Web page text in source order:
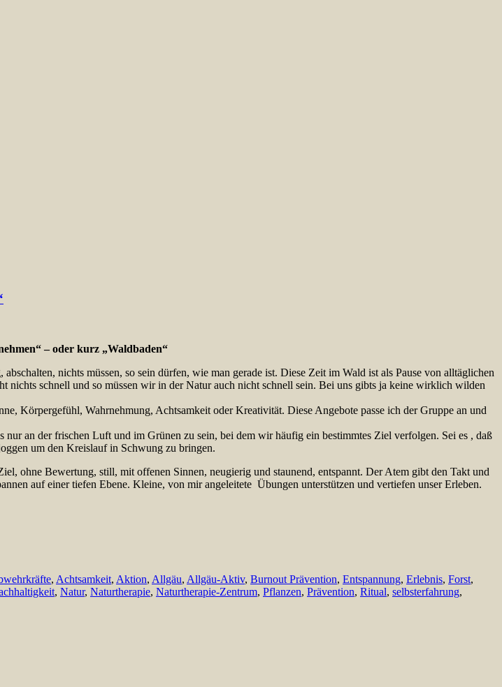
– oder kurz „Waldbaden“
nichts müssen, so sein dürfen, wie man gerade ist. Diese Zeit im Wald ist als Pause von alltäglichen
nichts schnell und so müssen wir in der Natur auch nicht schnell sein. Bei uns gibts ja keine wirklich wilden
Körpergefühl, Wahrnehmung, Achtsamkeit oder Kreativität. Diese Angebote passe ich der Gruppe an und
nur an der frischen Luft und im Grünen zu sein, bei dem wir häufig ein bestimmtes Ziel verfolgen. Sei es , daß
um den Kreislauf in Schwung zu bringen.
ohne Bewertung, still, mit offenen Sinnen, neugierig und staunend, entspannt. Der Atem gibt den Takt und
auf einer tiefen Ebene. Kleine, von mir angeleitete Übungen unterstützen und vertiefen unser Erleben.
, Achtsamkeit, Aktion, Allgäu, Allgäu-Aktiv, Burnout Prävention, Entspannung, Erlebnis, Forst,
, Natur, Naturtherapie, Naturtherapie-Zentrum, Pflanzen, Prävention, Ritual, selbsterfahrung,